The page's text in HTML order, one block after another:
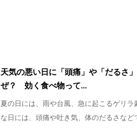
天気の悪い日に「頭痛」や「だるさ
ぜ？ 効く食べ物って...
夏の日には、雨や台風、急に起こるゲリラ
な日には、頭痛や吐き気、体のだるさなど